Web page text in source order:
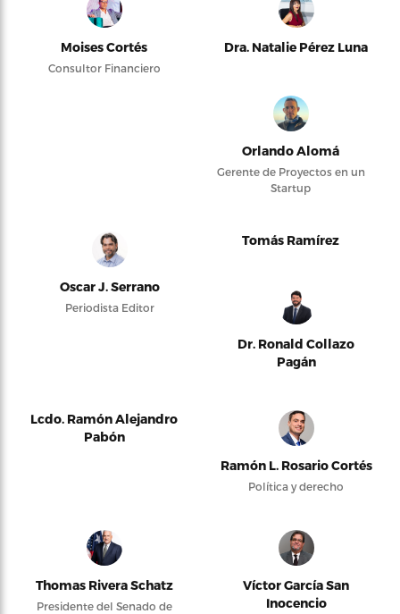
Moises Cortés
Consultor Financiero
Dra. Natalie Pérez Luna
Orlando Alomá
Gerente de Proyectos en un
Startup
Oscar J. Serrano
Periodista Editor
Tomás Ramírez
Dr. Ronald Collazo
Pagán
Lcdo. Ramón Alejandro
Pabón
Ramón L. Rosario Cortés
Política y derecho
Thomas Rivera Schatz
Presidente del Senado de
Víctor García San
Inocencio